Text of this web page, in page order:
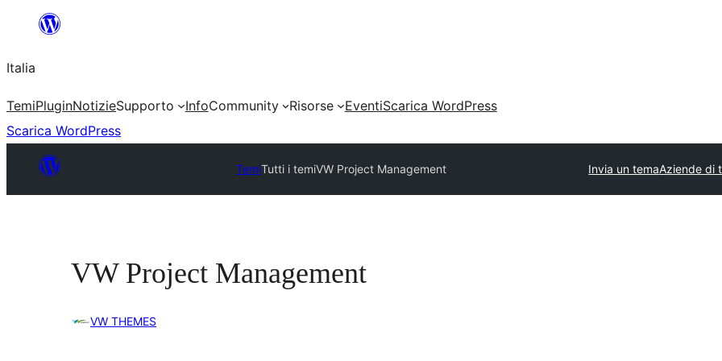
contenuto
Italia
TemiPluginNotizieSupporto InfoCommunity Risorse EventiScarica WordPress
Scarica WordPress
TemiTutti i temiVW Project Management Invia un temaAziende di
VW Project Management
VW THEMES